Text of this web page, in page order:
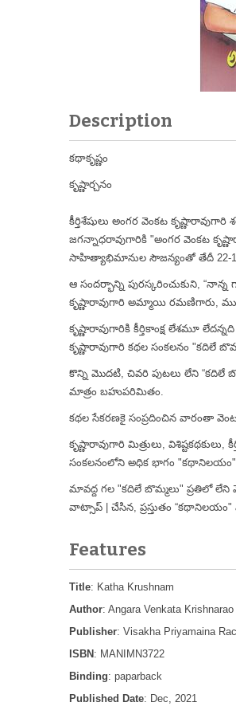
Description
కథాకృష్ణం
కృష్ణార్చనం
కీర్తిశేషులు అంగర వెంకట
జగన్నాధరావుగారికి "అంగర వెంకట
సాహిత్యాభిమానుల సౌజన్యంతో తేదీ 22-
ఆ సందర్భాన్ని పురస్కరించుకుని,
కృష్ణారావుగారి అమ్మాయి రమణిగారు,
కృష్ణారావుగారికి కీర్తికాంక్ష లేశమూ
కృష్ణారావుగారి కథల సంకలనం "కదిలే
కొన్ని మొదటి, చివరి పుటలు లేని “కదిలే
మాత్రం బహుపరిమితం.
కథల సేకరణకై సంప్రదించిన వారంతా
కృష్ణారావుగారి మిత్రులు,
సంకలనంలోని అధిక భాగం "కథానిలయం"
మావద్ద గల "కదిలే బొమ్మలు" ప్రతిలో
వాట్సాప్ | చేసిన, ప్రస్తుతం
Features
Title: Katha Krushnam
Author: Angara Venkata Krishnarao
Publisher: Visakha Priyamaina
ISBN : MANIMN3722
Binding: paparback
Published Date: Dec, 2021